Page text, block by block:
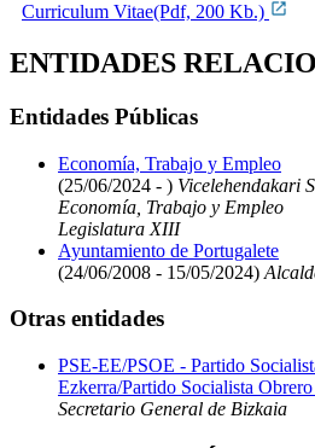
Curriculum Vitae(Pdf, 200 Kb.)
ENTIDADES
Entidades Públicas
Economía, Trabajo y Empleo
(25/06/2024 - ) Vicelehendakari
Economía, Trabajo y Empleo
Legislatura XIII
Ayuntamiento de Portugalete
(24/06/2008 - 15/05/2024)
Otras entidades
PSE-EE/PSOE - Partido
Ezkerra/Partido Socialista
Secretario General de Bizkaia